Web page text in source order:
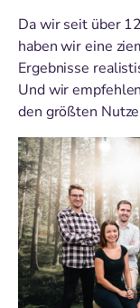
Da wir seit über
haben wir eine
Ergebnisse
Und wir
den größten